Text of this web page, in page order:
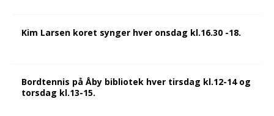
Kim Larsen koret synger hver onsdag kl.16.30 -18.
Bordtennis på Åby bibliotek hver tirsdag kl.12-14 og
torsdag kl.13-15.